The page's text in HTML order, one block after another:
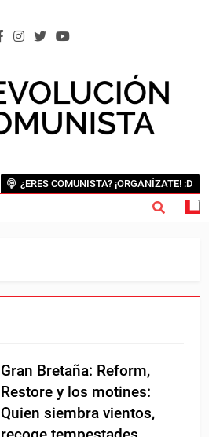
¿ERES COMUNISTA? ¡ORGANÍZATE! :D
Gran Bretaña: Reform,
Restore y los motines:
Quien siembra vientos,